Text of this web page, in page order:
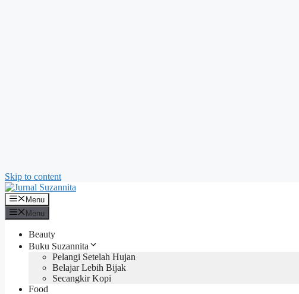
Skip to content
Menu
Menu
Beauty
Buku Suzannita
Pelangi Setelah Hujan
Belajar Lebih Bijak
Secangkir Kopi
Food